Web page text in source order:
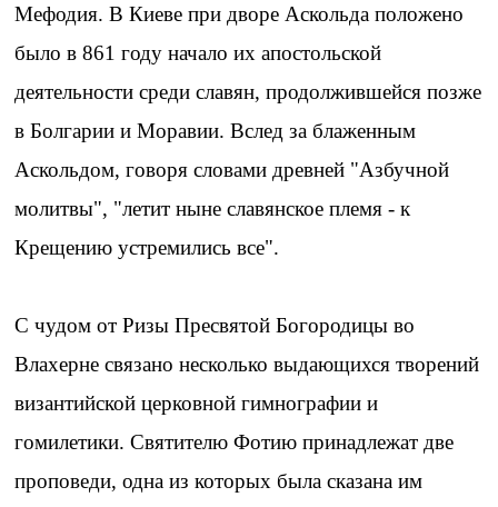
Мефодия. В Киеве при дворе Аскольда положено
было в 861 году начало их апостольской
деятельности среди славян, продолжившейся позже
в Болгарии и Моравии. Вслед за блаженным
Аскольдом, говоря словами древней "Азбучной
молитвы", "летит ныне славянское племя - к
Крещению устремились все".
С чудом от Ризы Пресвятой Богородицы во
Влахерне связано несколько выдающихся творений
византийской церковной гимнографии и
гомилетики. Святителю Фотию принадлежат две
проповеди, одна из которых была сказана им